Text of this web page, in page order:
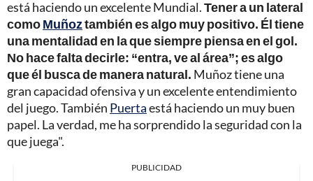
está haciendo un excelente Mundial.Tener a un lateral
comoMuñoztambién es algo muy positivo. Él tiene
una mentalidad en la que siempre piensa en el gol.
No hace falta decirle: “entra, ve al área”; es algo
que él busca de manera natural. Muñoz tiene una
gran capacidad ofensiva y un excelente entendimiento
del juego. También Puertaestá haciendo un muy buen
papel. La verdad, me ha sorprendido la seguridad con la
que juega".
PUBLICIDAD